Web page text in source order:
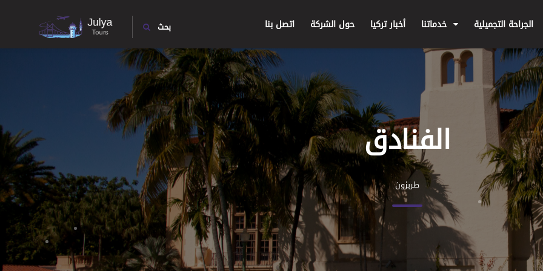
بحث الجراحة التجميلية أخبار تركيا حول الشركة اتصل بنا
الفنادق
طربزون